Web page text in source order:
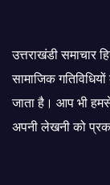
उत्तराखंडी समाचार
सामाजिक
जाता है। आप भी
अपनी लेखनी को